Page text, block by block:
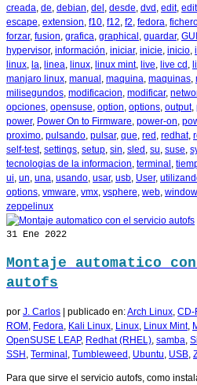
creada de debian del desde dvd edit,
escape extension f10 f12 f2 fedora
forzar, fusion grafica graphical guardar, GUI
hypervisor, información iniciar, inicie inicio
linux la linea linux linux mint, live live cd
manjaro linux manual maquina maquinas
milisegundos modificacion modificar,
opciones opensuse option options output,
power, Power On to Firmware power-on
proximo pulsando pulsar, que red redhat,
self-test, settings setup sin sled su suse
tecnologias de la informacion terminal
ui un una usando usar, usb User,
options vmware vmx vsphere web
zeppelinux
31 Ene 2022
Montaje automatico
autofs
por J. Carlos | publicado en:Arch Linux CD-
ROM Fedora Kali Linux Linux Linux Mint,
OpenSUSE LEAP, Redhat (RHEL) samba
SSH Terminal Tumbleweed Ubuntu USB
Para que sirve el servicio autofs, como